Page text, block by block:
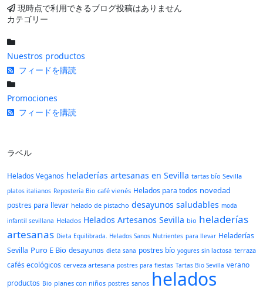
現時点で利用できるブログ投稿はありません
カテゴリー
Nuestros productos
フィードを購読
Promociones
フィードを購読
ラベル
Helados Veganos heladerías artesanas en Sevilla tartas bío Sevilla
platos italianos Repostería Bio café vienés Helados para todos novedad
postres para llevar helado de pistacho desayunos saludables moda
infantil sevillana Helados Helados Artesanos Sevilla bio heladerías
artesanas Dieta Equilibrada. Helados Sanos Nutrientes para llevar Heladerías
Sevilla Puro E Bio desayunos dieta sana postres bío yogures sin lactosa terraza
cafés ecológicos cerveza artesana postres para fiestas Tartas Bio Sevilla verano
productos Bio planes con niños postres sanos helados